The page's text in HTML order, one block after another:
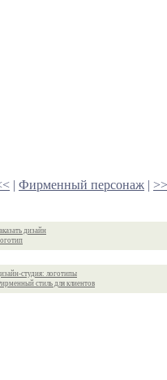
| Фирменный персонаж | >>
дизайн
студия: логотипы
стиль для клиентов